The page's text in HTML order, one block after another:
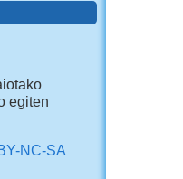
egiten
NC-SA